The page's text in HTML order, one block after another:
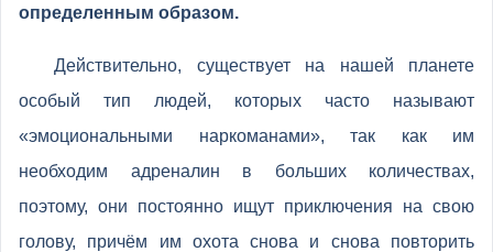
определенным образом.
Действительно, существует на нашей планете
особый тип людей, которых часто называют
«эмоциональными наркоманами», так как им
необходим адреналин в больших количествах,
поэтому, они постоянно ищут приключения на свою
голову, причём им охота снова и снова повторить